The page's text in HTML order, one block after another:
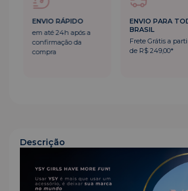
ENVIO RÁPIDO
em até 24h após a
confirmação da
compra
ENVIO PARA
BRASIL
Frete Grátis a
de R$ 249,00*
Descrição